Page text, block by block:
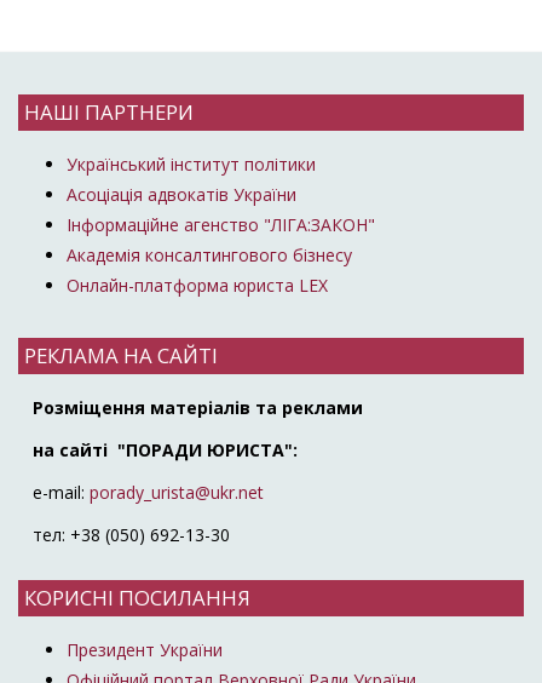
НАШІ ПАРТНЕРИ
Український інститут політики
Асоціація адвокатів України
Інформаційне агенство "ЛІГА:ЗАКОН"
Академія консалтингового бізнесу
Онлайн-платформа юриста LEX
РЕКЛАМА НА САЙТІ
Розміщення матеріалів та реклами
на сайті "ПОРАДИ ЮРИСТА":
e-mail: porady_urista@ukr.net
тел: +38 (050) 692-13-30
КОРИСНІ ПОСИЛАННЯ
Президент України